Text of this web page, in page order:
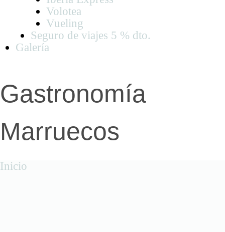
Volotea
Vueling
Seguro de viajes 5 % dto.
Galería
Gastronomía
Marruecos
Inicio